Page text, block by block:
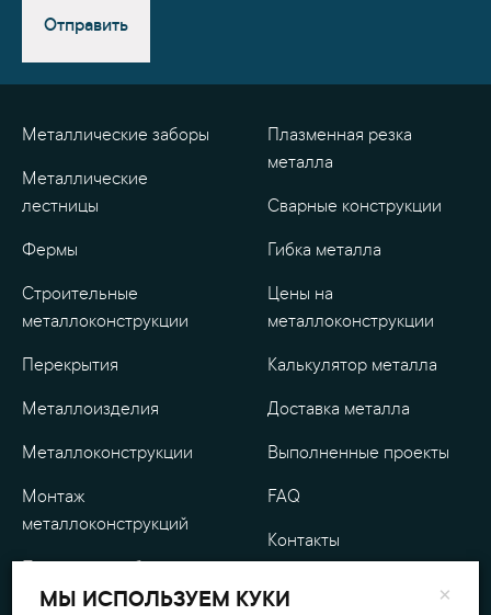
Отправить
Металлические заборы
Металлические
лестницы
Фермы
Строительные
металлоконструкции
Перекрытия
Металлоизделия
Металлоконструкции
Монтаж
металлоконструкций
Плазменная резка
металла
Сварные конструкции
Гибка металла
Цены на
металлоконструкции
Калькулятор металла
Доставка металла
Выполненные проекты
FAQ
Контакты
×
МЫ ИСПОЛЬЗУЕМ КУКИ